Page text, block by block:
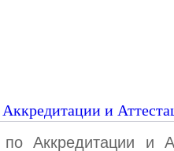
и
Аккредитации и